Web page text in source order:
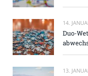
14.
Duo-
13.